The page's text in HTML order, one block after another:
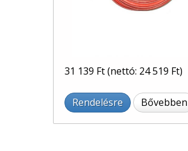
31 139 Ft(nettó: 24 519 Ft)
Rendelésre Bővebben